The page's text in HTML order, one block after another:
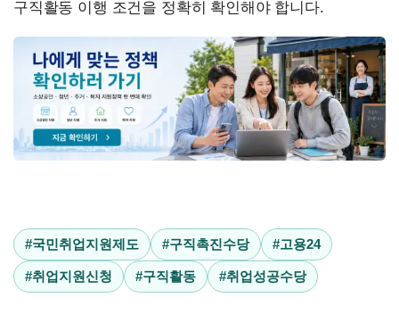
구직활동 이행 조건을 정확히 확인해야 합니다.
#국민취업지원제도 #구직촉진수당 #고용24
#취업지원신청 #구직활동 #취업성공수당